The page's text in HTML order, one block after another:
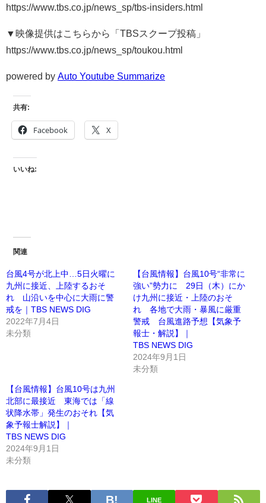
https://www.tbs.co.jp/news_sp/tbs-insiders.html
▼映像提供はこちらから「TBSスクープ投稿」
https://www.tbs.co.jp/news_sp/toukou.html
powered by Auto Youtube Summarize
共有:
Facebook X
いいね:
関連
台風4号が北上中…5日火曜に
九州に接近、上陸するおそ
れ 山沿いを中心に大雨に警
戒を｜TBS NEWS DIG
2022年7月4日
未分類
【台風情報】台風10号“非常に
強い”勢力に 29日（木）にか
け九州に接近・上陸のおそ
れ 各地で大雨・暴風に厳重
警戒 台風進路予想【気象予
報士・解説】｜
TBS NEWS DIG
2024年9月1日
未分類
【台風情報】台風10号は九州
北部に最接近 東海では「線
状降水帯」発生のおそれ【気
象予報士解説】｜
TBS NEWS DIG
2024年9月1日
未分類
LINE